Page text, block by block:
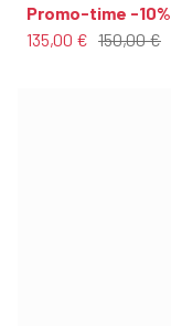
Promo-time -10%
135,00 € 150,00 €